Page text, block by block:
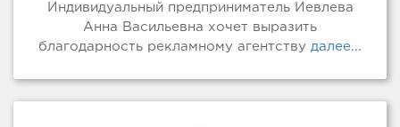
Индивидуальный предприниматель Иевлева
Анна Васильевна хочет выразить
благодарность рекламному агентству далее...